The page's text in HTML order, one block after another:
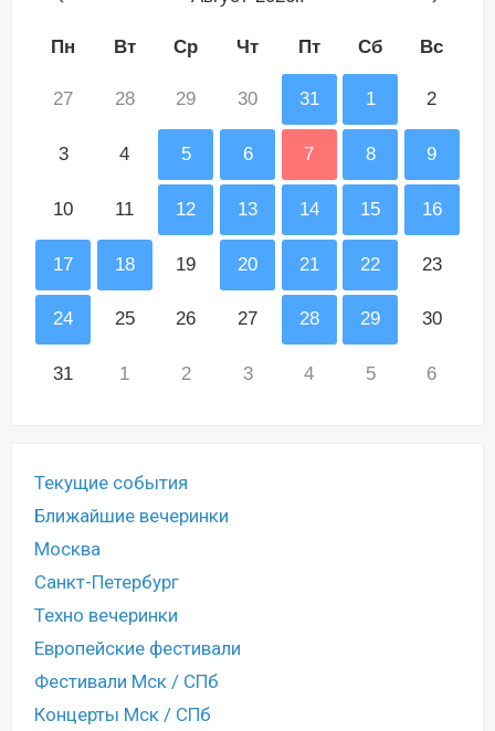
Пн Вт Ср Чт Пт Сб Вс
27 28 29 30 31 1 2
3 4 5 6 7 8 9
10 11 12 13 14 15 16
17 18 19 20 21 22 23
24 25 26 27 28 29 30
31 1 2 3 4 5 6
Текущие события
Ближайшие вечеринки
Москва
Санкт-Петербург
Техно вечеринки
Европейские фестивали
Фестивали Мск / СПб
Концерты Мск / СПб